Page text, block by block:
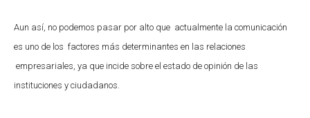
Aun así, no podemos pasar por alto que actualmente la comunicación
es uno de los factores más determinantes en las relaciones
empresariales, ya que incide sobre el estado de opinión de las
instituciones y ciudadanos.